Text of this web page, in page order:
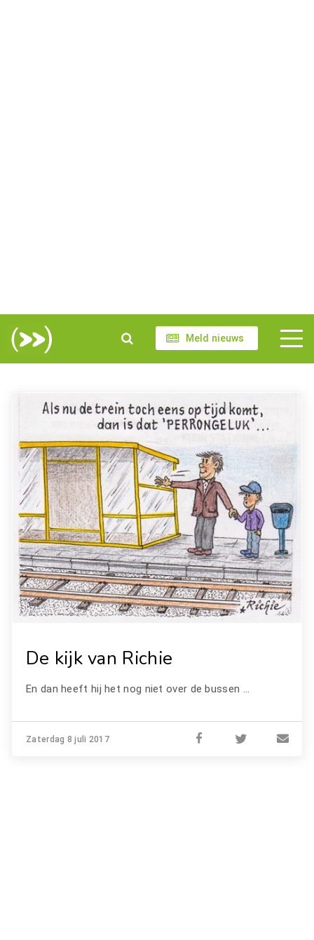
Meld nieuws
De kijk van Richie
En dan heeft hij het nog niet over de bussen ...
Zaterdag 8 juli 2017